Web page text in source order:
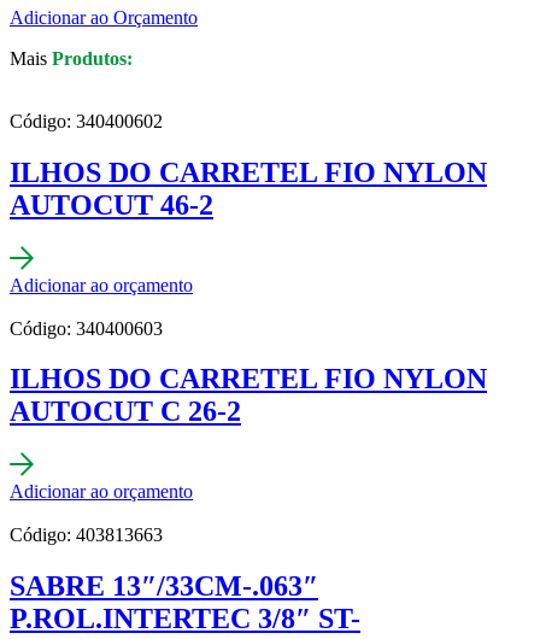
Adicionar ao Orçamento
Mais Produtos:
Código: 340400602
ILHOS DO CARRETEL FIO NYLON
AUTOCUT 46-2
Adicionar ao orçamento
Código: 340400603
ILHOS DO CARRETEL FIO NYLON
AUTOCUT C 26-2
Adicionar ao orçamento
Código: 403813663
SABRE 13″/33CM-.063″
P.ROL.INTERTEC 3/8″ ST-